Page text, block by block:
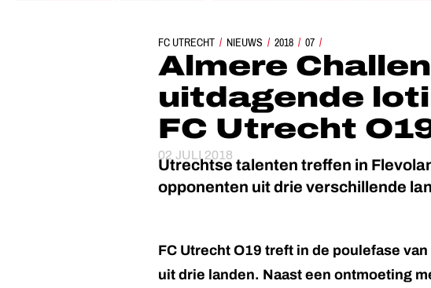
FC UTRECHT NIEUWS 2018 07
ALMERE CHALLENGE EVENT: UITDAGENDE LOTING FC
Almere
uitdagende
FC Utrecht
02 JULI 2018
Utrechtse talenten treffen in
opponenten uit drie verschillende
FC Utrecht O19 treft in de poulefase
uit drie landen. Naast een ontmoeting